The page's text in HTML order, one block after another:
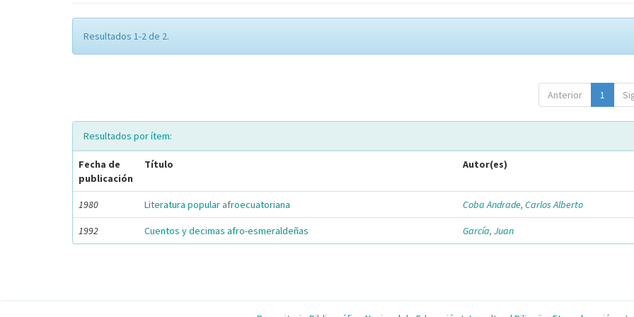
Resultados 1-2 de 2.
Anterior 1
Resultados por ítem:
Fecha de
publicación
Título Autor(es)
1980 Literatura popular afroecuatoriana Coba Andrade, Carlos Alberto
1992 Cuentos y decimas afro-esmeraldeñas García, Juan